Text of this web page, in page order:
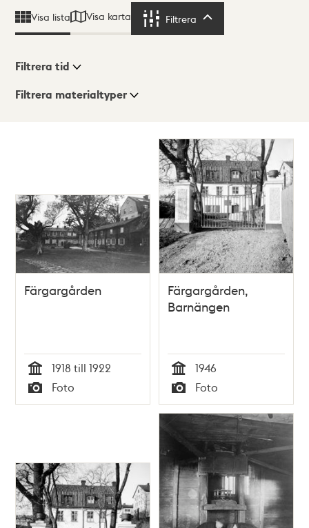
Visa lista Visa karta Filtrera
Visningsläge
Filtrera tid
Filtrera materialtyper
Färgargården
Tid
1918 till 1922
Typ
Foto
Färgargården,
Barnängen
Tid
1946
Typ
Foto